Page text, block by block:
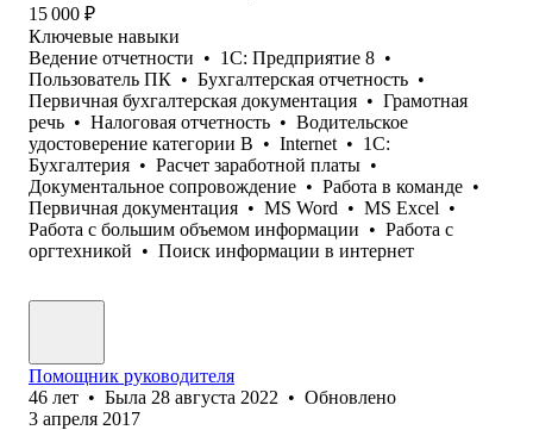
15 000 ₽
Ключевые навыки
Ведение отчетности • 1С: Предприятие 8 •
Пользователь ПК • Бухгалтерская отчетность •
Первичная бухгалтерская документация • Грамотная
речь • Налоговая отчетность • Водительское
удостоверение категории B • Internet • 1С:
Бухгалтерия • Расчет заработной платы •
Документальное сопровождение • Работа в команде •
Первичная документация • MS Word • MS Excel •
Работа с большим объемом информации • Работа с
оргтехникой • Поиск информации в интернет
Помощник руководителя
46 лет • Была 28 августа 2022 • Обновлено
3 апреля 2017